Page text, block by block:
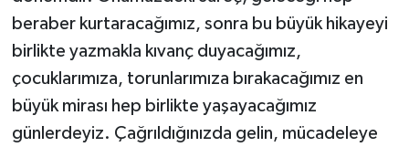
beraber kurtaracağımız, sonra bu büyük hikayeyi
birlikte yazmakla kıvanç duyacağımız,
çocuklarımıza, torunlarımıza bırakacağımız en
büyük mirası hep birlikte yaşayacağımız
günlerdeyiz. Çağrıldığınızda gelin, mücadeleye